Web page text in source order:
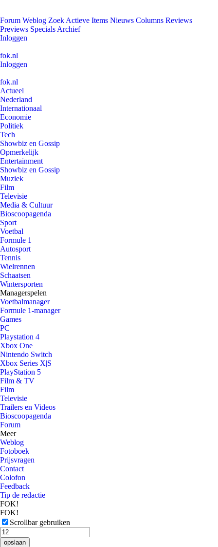
Forum Weblog Zoek Actieve Items Nieuws Columns Reviews
Previews Specials Archief
Inloggen
fok.nl
Inloggen
fok.nl
Actueel
Nederland
Internationaal
Economie
Politiek
Tech
Showbiz en Gossip
Opmerkelijk
Entertainment
Showbiz en Gossip
Muziek
Film
Televisie
Media & Cultuur
Bioscoopagenda
Sport
Voetbal
Formule 1
Autosport
Tennis
Wielrennen
Schaatsen
Wintersporten
Managerspelen
Voetbalmanager
Formule 1-manager
Games
PC
Playstation 4
Xbox One
Nintendo Switch
Xbox Series X|S
PlayStation 5
Film & TV
Film
Televisie
Trailers en Videos
Bioscoopagenda
Forum
Meer
Weblog
Fotoboek
Prijsvragen
Contact
Colofon
Feedback
Tip de redactie
FOK!
FOK!
Scrollbar gebruiken
opslaan